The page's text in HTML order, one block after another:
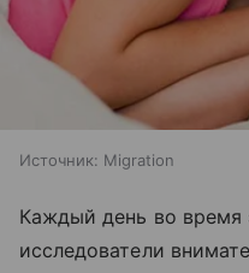
Источник: Migration
Каждый день во время
исследователи